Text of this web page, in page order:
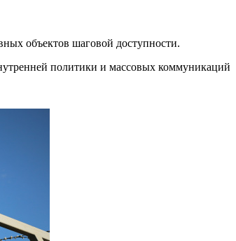
объектов шаговой доступности.
политики и массовых коммуникаций